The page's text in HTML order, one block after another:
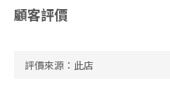
顧客評價